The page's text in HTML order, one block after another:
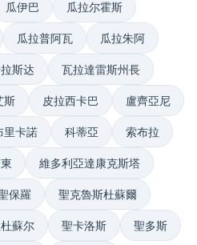
瓜伊巴 瓜拉尔霍斯
瓜拉普阿瓦 瓜拉朱阿
斯达 瓦拉達雷斯州長
斯 皮拉西卡巴 盧齊亞尼
里卡諾 科蒂亞 索布拉
維多利亞達康克斯塔
保羅 聖克魯斯杜蘇爾
蘇尔 聖卡洛斯 聖多斯